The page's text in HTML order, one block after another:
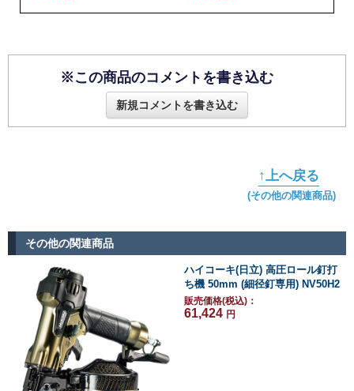
※この商品のコメントを書き込む
新規コメントを書き込む
↑上へ戻る
(その他の関連商品)
その他の関連商品
ハイコーキ(日立) 高圧ロール釘打
ち機 50mm (細径釘専用) NV50H2
販売価格(税込)：
61,424 円